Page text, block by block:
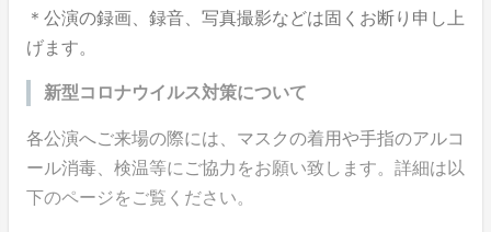
＊公演の録画、録音、写真撮影などは固くお断り申し上
げます。
新型コロナウイルス対策について
各公演へご来場の際には、マスクの着用や手指のアルコ
ール消毒、検温等にご協力をお願い致します。詳細は以
下のページをご覧ください。